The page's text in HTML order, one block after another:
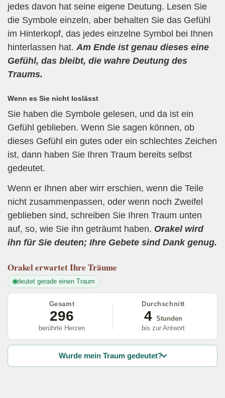
jedes davon hat seine eigene Deutung. Lesen Sie
die Symbole einzeln, aber behalten Sie das Gefühl
im Hinterkopf, das jedes einzelne Symbol bei Ihnen
hinterlassen hat. Am Ende ist genau dieses eine
Gefühl, das bleibt, die wahre Deutung des
Traums.
Wenn es Sie nicht loslässt
Sie haben die Symbole gelesen, und da ist ein
Gefühl geblieben. Wenn Sie sagen können, ob
dieses Gefühl ein gutes oder ein schlechtes Zeichen
ist, dann haben Sie Ihren Traum bereits selbst
gedeutet.
Wenn er Ihnen aber wirr erschien, wenn die Teile
nicht zusammenpassen, oder wenn noch Zweifel
geblieben sind, schreiben Sie Ihren Traum unten
auf, so, wie Sie ihn geträumt haben. Orakel wird
ihn für Sie deuten; Ihre Gebete sind Dank genug.
Orakelerwartet Ihre Träume
deutet gerade einen Traum
Gesamt
296
berührte Herzen
Durchschnitt
4 Stunden
bis zur Antwort
Wurde mein Traum gedeutet?